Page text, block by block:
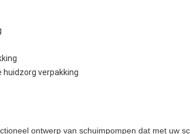
huidzorg verpakking
ontwerp van schuimpompen dat met uw